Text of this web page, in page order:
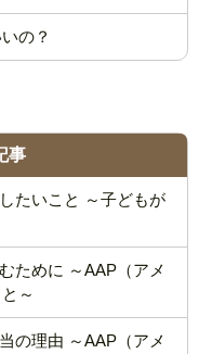
の？
事
たいこと ～子どもが
ために ～AAP（アメ
～
の理由 ～AAP（アメ